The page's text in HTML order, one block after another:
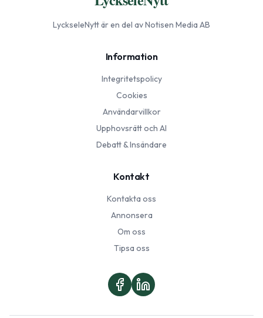
LyckseleNyttär en del av Notisen Media AB
Information
Integritetspolicy
Cookies
Användarvillkor
Upphovsrätt och AI
Debatt & Insändare
Kontakt
Kontakta oss
Annonsera
Om oss
Tipsa oss